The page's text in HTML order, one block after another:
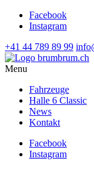
Facebook
Instagram
+41 44 789 89 99
Menu
Fahrzeuge
Halle 6 Classic
News
Kontakt
Facebook
Instagram